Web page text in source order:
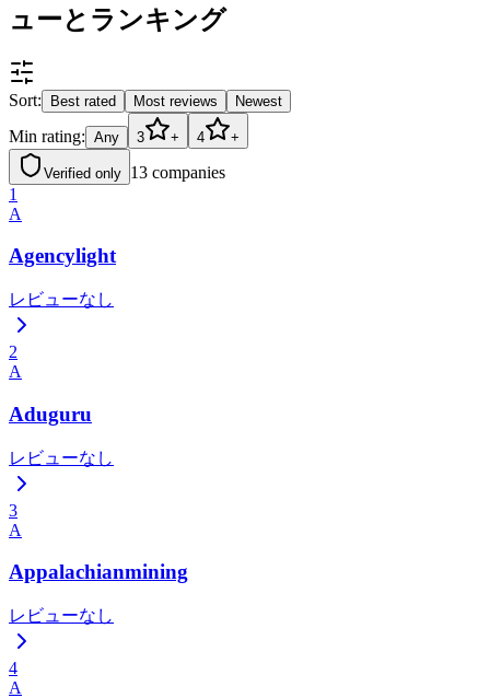
ューとランキング
Sort: Best rated Most reviews Newest
Min rating: Any 3 + 4 +
Verified only 13 companies
1
A
Agencylight
レビューなし
2
A
Aduguru
レビューなし
3
A
Appalachianmining
レビューなし
4
A